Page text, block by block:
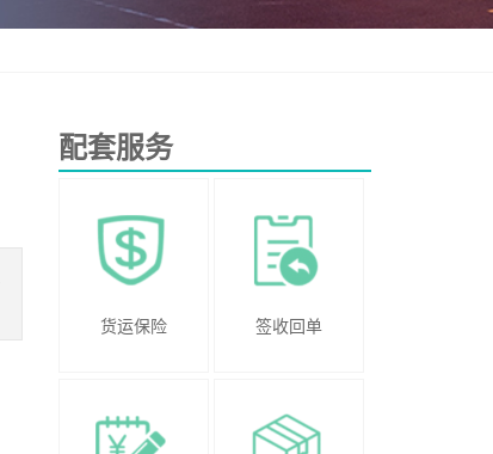
配套服务
货运保险 签收回单